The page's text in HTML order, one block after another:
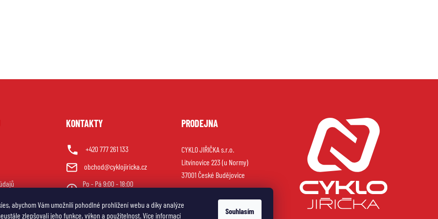
abychom Vám umožnili pohodlné prohlížení webu a díky analýze
zlepšovali jeho funkce, výkon a použitelnost.Více informací Souhlasím
KONTAKTY
+420 777 261 133
obchod@cyklojiricka.cz
Po - Pá 9:00 - 18:00
PRODEJNA
CYKLO JIŘIČKA s.r.o.
Litvínovice 223 (u Normy)
37001 České Budějovice